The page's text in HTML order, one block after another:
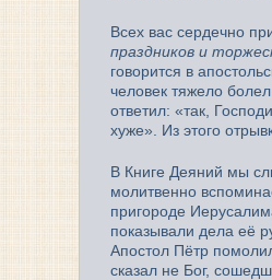
Всех вас сердечно
праздников и
говорится в
человек тяжело
ответил: «так,
хуже». Из этого
В Книге Деяний мы
молитвенно
пригороде
показывали дела её
Апостол Пётр
сказал не Бог,